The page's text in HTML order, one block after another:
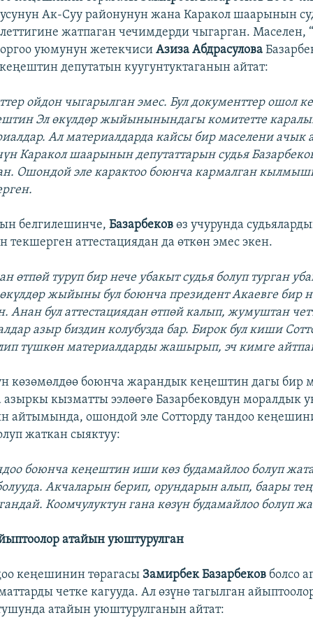
Ак-Суу районунун жана Каракол шаарынын
жатпаган чечимдерди чыгарган.
уюмунун жетекчисиАзиза Абдрасулова
депутатын куугунтуктаганын айтат:
ойдон чыгарылган эмес. Бул документтер ошол
Эл өкүлдөр жыйынынындагы комитетте
Ал материалдарда кайсы бир маселени ачык
Каракол шаарынын депутаттарын судья
Ошондой эле карактоо боюнча кармалган
белгилешинче,Базарбеков өз учурунда
текшерген аттестациядан да өткөн эмес экен.
өтпөй туруп бир нече убакыт судья болуп турган
жыйыны бул боюнча президент Акаевге бир
бул аттестациядан өтпөй калып, жумуштан
азыр биздин колубузда бар. Бирок бул киши
түшкөн материалдарды жашырып, эч кимге
көзөмөлдөө боюнча жарандык кеңештин дагы бир
азыркы кызматты ээлөөгө Базарбековдун моралдык
айтымында, ошондой эле Сотторду тандоо
жаткан сыяктуу:
боюнча кеңештин иши көз будамайлоо болуп
Акчаларын берип, орундарын алып, баары тең
Коомчулуктун гана көзүн будамайлоо болуп
атайын уюштурулган
кеңешинин төрагасы Замирбек Базарбеков болсо
четке кагууда. Ал өзүнө тагылган
атайын уюштурулганын айтат: